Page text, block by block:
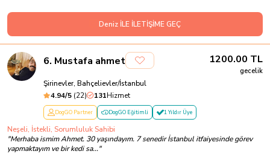
Deniz İLE İLETİŞİME GEÇ
6. Mustafa ahmet 1200.00 TL
gecelik
Şirinevler, Bahçelievler/İstanbul
4.94/5 (22) 131Hizmet
DogGO Partner DogGO Eğitimli 1 Yıldır Üye
Neşeli, İstekli, Sorumluluk Sahibi
"Merhaba ismim Ahmet. 30 yaşındayım. 7 senedir İstanbul itfaiyesinde görev
yapmaktayım ve bir kedi sa..."